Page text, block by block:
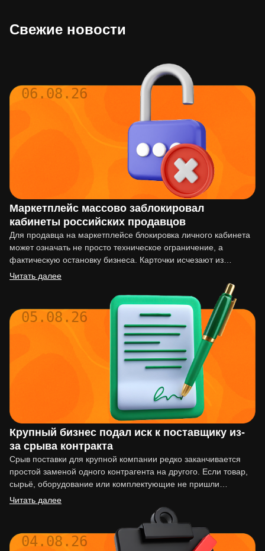
Свежие новости
06.08.26
Маркетплейс массово заблокировал
кабинеты российских продавцов
Для продавца на маркетплейсе блокировка личного кабинета
может означать не просто техническое ограничение, а
фактическую остановку бизнеса. Карточки исчезают из
выдачи, реклама перестаёт работать,…
Читать далее
05.08.26
Крупный бизнес подал иск к поставщику из-
за срыва контракта
Срыв поставки для крупной компании редко заканчивается
простой заменой одного контрагента на другого. Если товар,
сырьё, оборудование или комплектующие не пришли
вовремя, последствия могут…
Читать далее
04.08.26